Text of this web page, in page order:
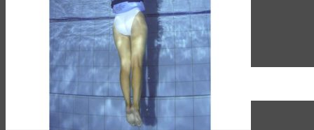
(044)339-95-85
9:00 -18:00
UA
UA
RU